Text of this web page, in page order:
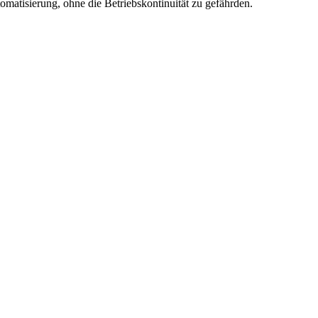
ohne die Betriebskontinuität zu gefährden.